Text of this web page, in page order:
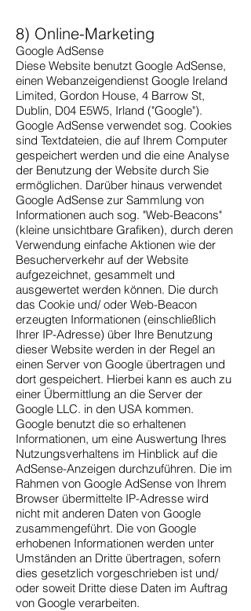
8) Online-Marketing
Google AdSense
Diese Website benutzt Google AdSense,
einen Webanzeigendienst Google Ireland
Limited, Gordon House, 4 Barrow St,
Dublin, D04 E5W5, Irland ("Google").
Google AdSense verwendet sog. Cookies
sind Textdateien, die auf Ihrem Computer
gespeichert werden und die eine Analyse
der Benutzung der Website durch Sie
ermöglichen. Darüber hinaus verwendet
Google AdSense zur Sammlung von
Informationen auch sog. "Web-Beacons"
(kleine unsichtbare Grafiken), durch deren
Verwendung einfache Aktionen wie der
Besucherverkehr auf der Website
aufgezeichnet, gesammelt und
ausgewertet werden können. Die durch
das Cookie und/ oder Web-Beacon
erzeugten Informationen (einschließlich
Ihrer IP-Adresse) über Ihre Benutzung
dieser Website werden in der Regel an
einen Server von Google übertragen und
dort gespeichert. Hierbei kann es auch zu
einer Übermittlung an die Server der
Google LLC. in den USA kommen.
Google benutzt die so erhaltenen
Informationen, um eine Auswertung Ihres
Nutzungsverhaltens im Hinblick auf die
AdSense-Anzeigen durchzuführen. Die im
Rahmen von Google AdSense von Ihrem
Browser übermittelte IP-Adresse wird
nicht mit anderen Daten von Google
zusammengeführt. Die von Google
erhobenen Informationen werden unter
Umständen an Dritte übertragen, sofern
dies gesetzlich vorgeschrieben ist und/
oder soweit Dritte diese Daten im Auftrag
von Google verarbeiten.